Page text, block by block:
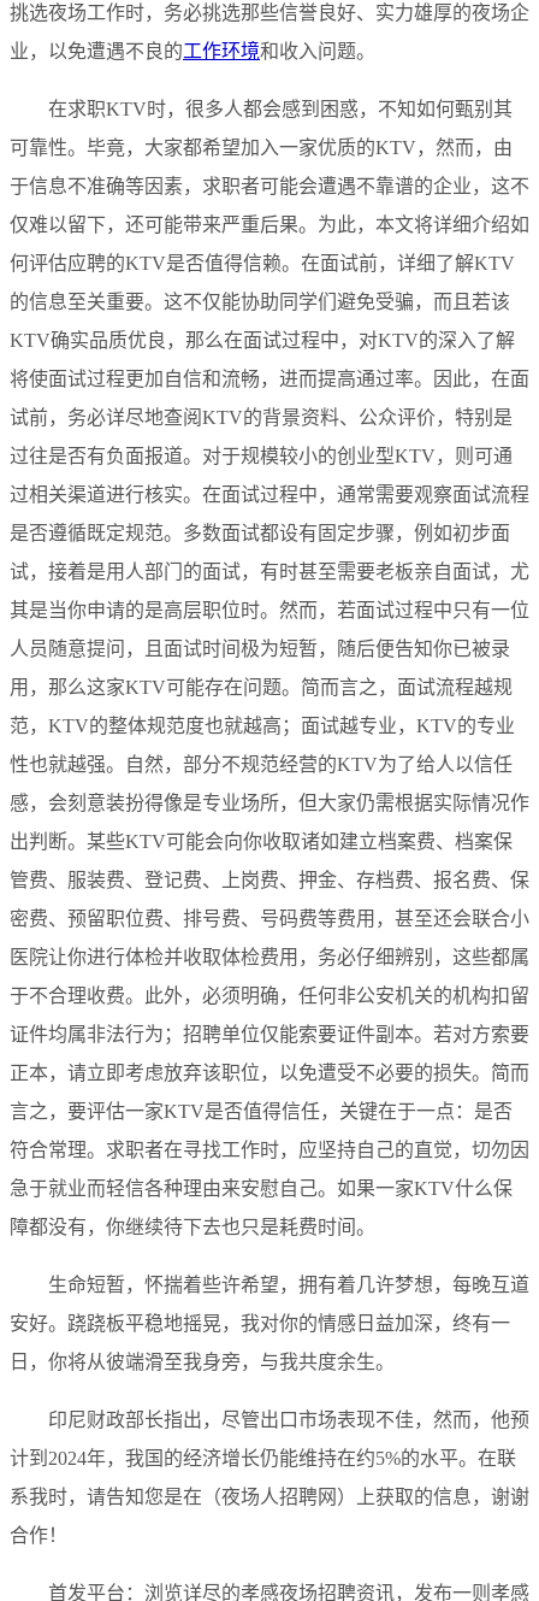
挑选夜场工作时，务必挑选那些信誉良好、实力雄厚的夜场企
业，以免遭遇不良的工作环境和收入问题。
在求职KTV时，很多人都会感到困惑，不知如何甄别其
可靠性。毕竟，大家都希望加入一家优质的KTV，然而，由
于信息不准确等因素，求职者可能会遭遇不靠谱的企业，这不
仅难以留下，还可能带来严重后果。为此，本文将详细介绍如
何评估应聘的KTV是否值得信赖。在面试前，详细了解KTV
的信息至关重要。这不仅能协助同学们避免受骗，而且若该
KTV确实品质优良，那么在面试过程中，对KTV的深入了解
将使面试过程更加自信和流畅，进而提高通过率。因此，在面
试前，务必详尽地查阅KTV的背景资料、公众评价，特别是
过往是否有负面报道。对于规模较小的创业型KTV，则可通
过相关渠道进行核实。在面试过程中，通常需要观察面试流程
是否遵循既定规范。多数面试都设有固定步骤，例如初步面
试，接着是用人部门的面试，有时甚至需要老板亲自面试，尤
其是当你申请的是高层职位时。然而，若面试过程中只有一位
人员随意提问，且面试时间极为短暂，随后便告知你已被录
用，那么这家KTV可能存在问题。简而言之，面试流程越规
范，KTV的整体规范度也就越高；面试越专业，KTV的专业
性也就越强。自然，部分不规范经营的KTV为了给人以信任
感，会刻意装扮得像是专业场所，但大家仍需根据实际情况作
出判断。某些KTV可能会向你收取诸如建立档案费、档案保
管费、服装费、登记费、上岗费、押金、存档费、报名费、保
密费、预留职位费、排号费、号码费等费用，甚至还会联合小
医院让你进行体检并收取体检费用，务必仔细辨别，这些都属
于不合理收费。此外，必须明确，任何非公安机关的机构扣留
证件均属非法行为；招聘单位仅能索要证件副本。若对方索要
正本，请立即考虑放弃该职位，以免遭受不必要的损失。简而
言之，要评估一家KTV是否值得信任，关键在于一点：是否
符合常理。求职者在寻找工作时，应坚持自己的直觉，切勿因
急于就业而轻信各种理由来安慰自己。如果一家KTV什么保
障都没有，你继续待下去也只是耗费时间。
生命短暂，怀揣着些许希望，拥有着几许梦想，每晚互道
安好。跷跷板平稳地摇晃，我对你的情感日益加深，终有一
日，你将从彼端滑至我身旁，与我共度余生。
印尼财政部长指出，尽管出口市场表现不佳，然而，他预
计到2024年，我国的经济增长仍能维持在约5%的水平。在联
系我时，请告知您是在（夜场人招聘网）上获取的信息，谢谢
合作！
首发平台：浏览详尽的孝感夜场招聘资讯，发布一则孝感